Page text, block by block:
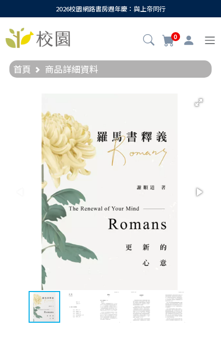
2026校園網路書房週年慶：與上帝同行
0
首頁 商品詳細資料